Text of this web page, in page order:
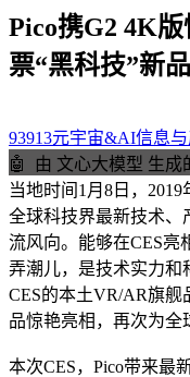
Pico携G2 4K版
票“黑科技”新
93913元宇宙&AI信息
🤖
由 文心大模型 生成
当地时间1月8日，
全球科技界最新技术、
流风向。能够在CES亮
弄潮儿，是技术实力和
CES的本土VR/AR旗舰
品惊艳亮相，再次为全
本次CES，Pico带来最